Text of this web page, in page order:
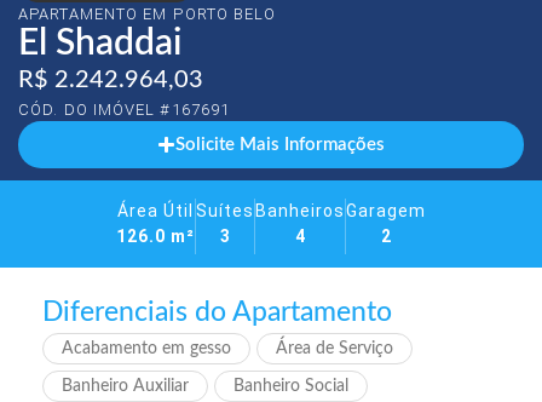
APARTAMENTO EM PORTO BELO
El Shaddai
R$ 2.242.964,03
CÓD. DO IMÓVEL #167691
Solicite Mais Informações
Área Útil
126.0 m²
Suítes
3
Banheiros
4
Garagem
2
Diferenciais do Apartamento
Acabamento em gesso Área de Serviço
Banheiro Auxiliar Banheiro Social